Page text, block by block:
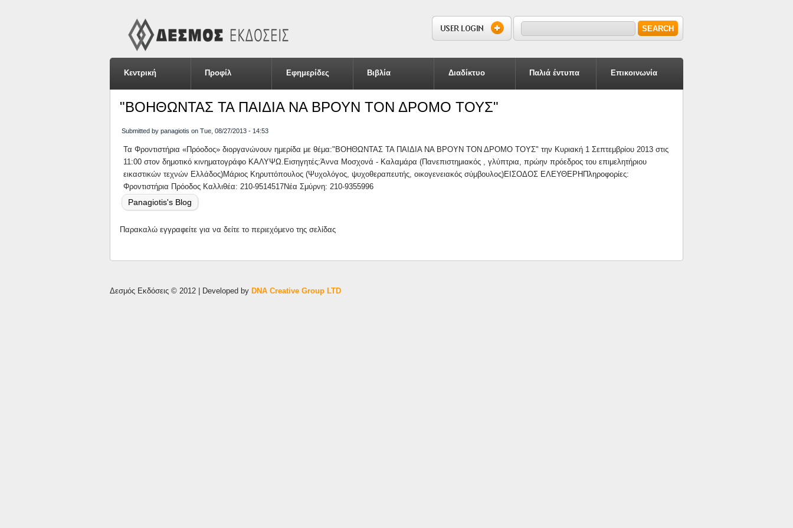
Κεντρική Προφίλ Εφημερίδες Βιβλία Διαδίκτυο Παλιά έντυπα Επικοινωνία
"ΒΟΗΘΩΝΤΑΣ ΤΑ ΠΑΙΔΙΑ ΝΑ ΒΡΟΥΝ ΤΟΝ ΔΡΟΜΟ ΤΟΥΣ"
Submitted by panagiotis on Tue, 08/27/2013 - 14:53
Τα Φροντιστήρια «Πρόοδος» διοργανώνουν ημερίδα με θέμα:"ΒΟΗΘΩΝΤΑΣ ΤΑ ΠΑΙΔΙΑ ΝΑ ΒΡΟΥΝ ΤΟΝ ΔΡΟΜΟ ΤΟΥΣ" την Κυριακή 1 Σεπτεμβρίου 2013 στις
11:00 στον δημοτικό κινηματογράφο ΚΑΛΥΨΩ.Εισηγητές:Άννα Μοσχονά - Καλαμάρα (Πανεπιστημιακός , γλύπτρια, πρώην πρόεδρος του επιμελητήριου
εικαστικών τεχνών Ελλάδος)Μάριος Kηρυττόπουλος (Ψυχολόγος, ψυχοθεραπευτής, οικογενειακός σύμβουλος)ΕΙΣΟΔΟΣ ΕΛΕΥΘΕΡΗΠληροφορίες:
Φροντιστήρια Πρόοδος Καλλιθέα: 210-9514517Νέα Σμύρνη: 210-9355996
Panagiotis's Blog
Παρακαλώ εγγραφείτε για να δείτε το περιεχόμενο της σελίδας
Δεσμός Εκδόσεις © 2012 | Developed by DNA Creative Group LTD